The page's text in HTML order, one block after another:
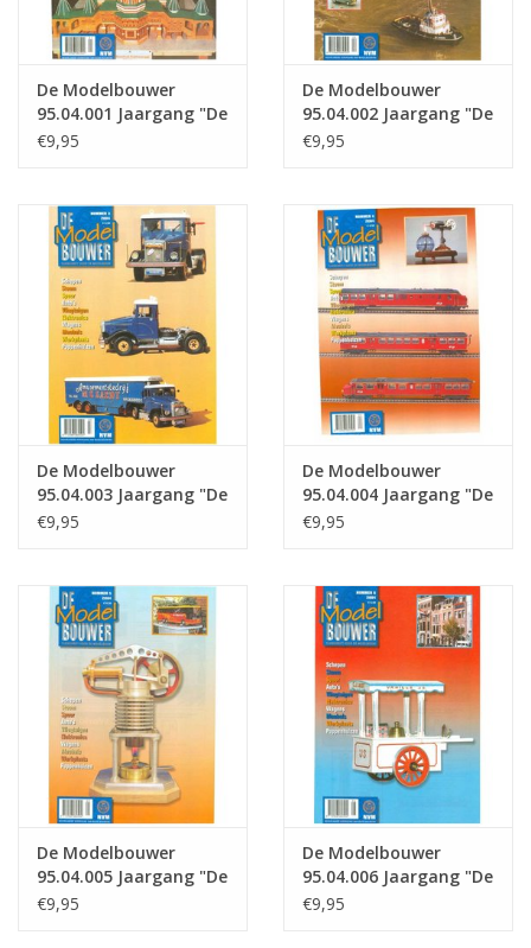
NIEUWE TIJDSCHRIFTEN
ABONNEMENT DE
MODELBOUWER
De Modelbouwer
95.04.001 Jaargang "De
Modelbouwer" Editie :
€9,95
De Modelbouwer
95.04.002 Jaargang "De
Modelbouwer" Editie :
€9,95
De Modelbouwer
95.04.003 Jaargang "De
Modelbouwer" Editie :
€9,95
De Modelbouwer
95.04.004 Jaargang "De
Modelbouwer" Editie :
€9,95
De Modelbouwer
95.04.005 Jaargang "De
Modelbouwer" Editie :
€9,95
De Modelbouwer
95.04.006 Jaargang "De
Modelbouwer" Editie :
€9,95